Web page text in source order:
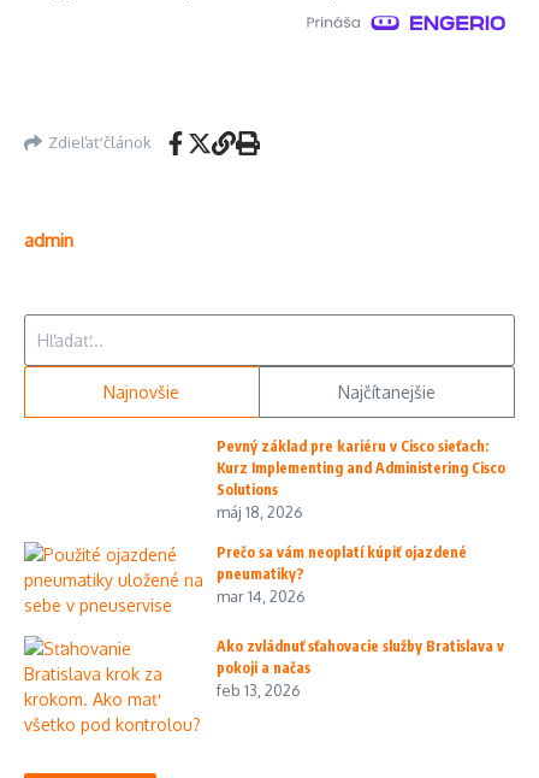
Zdieľať článok
admin
Najnovšie Najčítanejšie
Pevný základ pre kariéru v Cisco sieťach:
Kurz Implementing and Administering Cisco
Solutions
máj 18, 2026
Prečo sa vám neoplatí kúpiť ojazdené
pneumatiky?
mar 14, 2026
Ako zvládnuť sťahovacie služby Bratislava v
pokoji a načas
feb 13, 2026